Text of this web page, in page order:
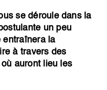
se déroule dans la
un peu
entraînera la
à travers des
auront lieu les